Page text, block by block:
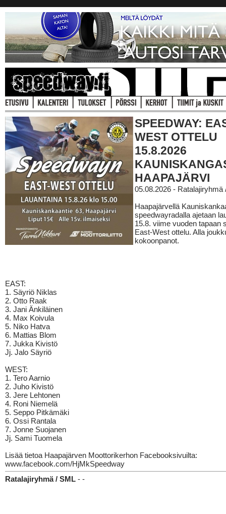
SPEEDWAY:
WEST OTTELU
15.8.2026
HAAPAJÄRVI
05.08.2026 - Ratalajiryhmä
Haapajärvellä
speedwayradalla ajetaan
15.8. viime vuoden tapaan
East-West ottelu. Alla
kokoonpanot.
EAST:
1. Säyriö Niklas
2. Otto Raak
3. Jani Änkiläinen
4. Max Koivula
5. Niko Hatva
6. Mattias Blom
7. Jukka Kivistö
Jj. Jalo Säyriö
WEST:
1. Tero Aarnio
2. Juho Kivistö
3. Jere Lehtonen
4. Roni Niemelä
5. Seppo Pitkämäki
6. Ossi Rantala
7. Jonne Suojanen
Jj. Sami Tuomela
Lisää tietoa Haapajärven Moottorikerhon Facebooksivuilta:
www.facebook.com/HjMkSpeedway
Ratalajiryhmä / SML - -